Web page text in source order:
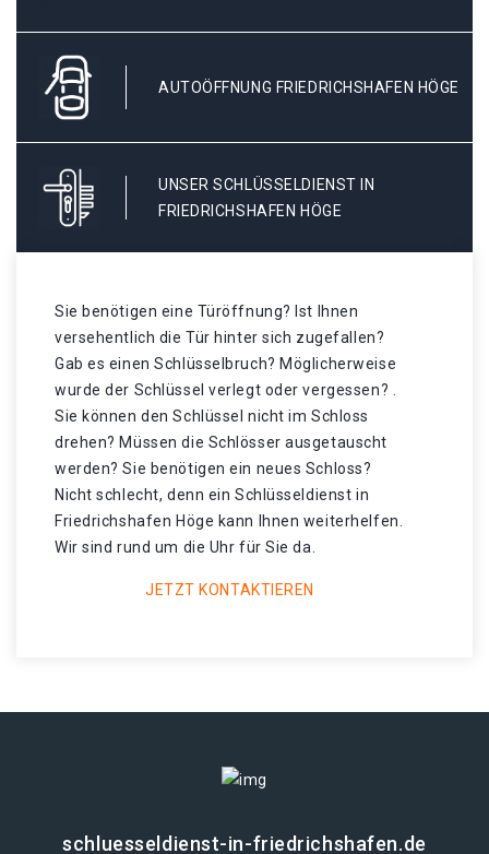
AUTOÖFFNUNG FRIEDRICHSHAFEN HÖGE
UNSER SCHLÜSSELDIENST IN
FRIEDRICHSHAFEN HÖGE
Sie benötigen eine Türöffnung? Ist Ihnen
versehentlich die Tür hinter sich zugefallen?
Gab es einen Schlüsselbruch? Möglicherweise
wurde der Schlüssel verlegt oder vergessen? .
Sie können den Schlüssel nicht im Schloss
drehen? Müssen die Schlösser ausgetauscht
werden? Sie benötigen ein neues Schloss?
Nicht schlecht, denn ein Schlüsseldienst in
Friedrichshafen Höge kann Ihnen weiterhelfen.
Wir sind rund um die Uhr für Sie da.
JETZT KONTAKTIEREN
schluesseldienst-in-friedrichshafen.de